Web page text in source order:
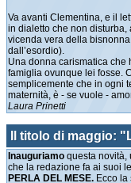
Va avanti Clementina, e il
in dialetto che non disturba,
vicenda vera della
dall’esordio).
Una donna carismatica che
famiglia ovunque lei fosse.
semplicemente che in ogni
maternità, è - se vuole -
Laura Prinetti
Il titolo di maggio:
Inauguriamo questa novità,
che la redazione fa ai suoi
PERLA DEL MESE. Ecco la